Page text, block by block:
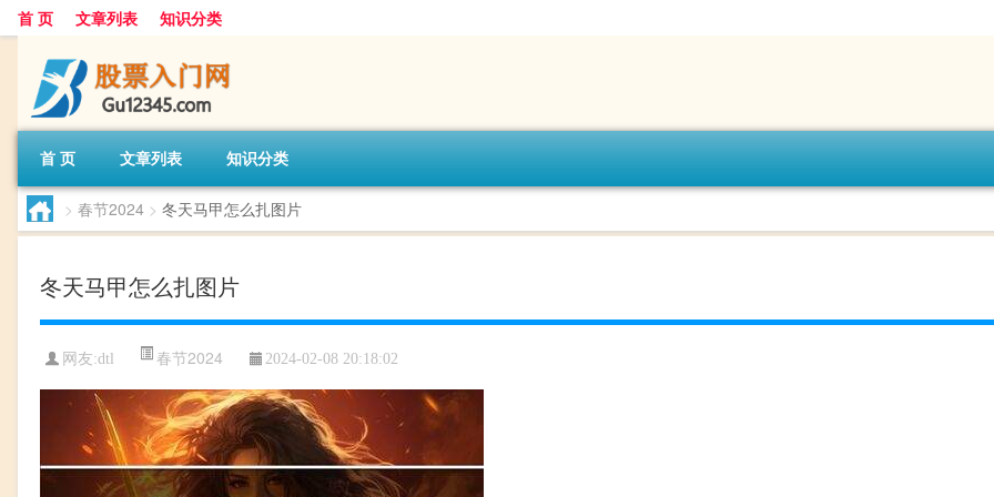
首 页 文章列表 知识分类
首 页 文章列表 知识分类
> 春节2024 > 冬天马甲怎么扎图片
冬天马甲怎么扎图片
网友:dtl 春节2024 2024-02-08 20:18:02